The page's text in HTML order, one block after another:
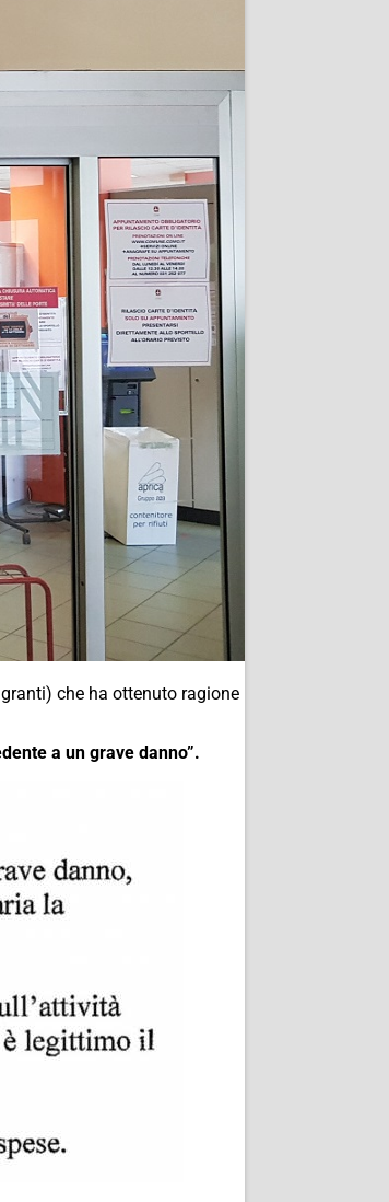
che ha ottenuto ragione
a un grave danno”.